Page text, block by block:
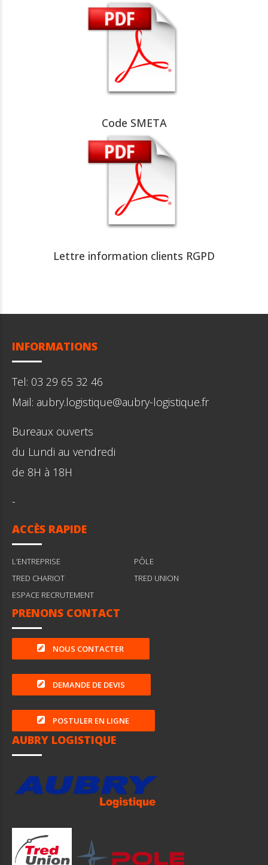
Code SMETA
Lettre information clients RGPD
INFORMATIONS
Tel: 03 29 65 32 46
Mail: aubry.logistique@aubry-logistique.fr
Bureaux ouverts
du Lundi au vendredi
de 8H à 18H
-
ACCÈS RAPIDE
L’ENTREPRISE
PÔLE
TRED CHARIOT
TRED UNION
ESPACE RECRUTEMENT
PRENONS CONTACT
NOUS CONTACTER
DEMANDE DE DEVIS
POSTULER EN LIGNE
AUBRY LOGISTIQUE